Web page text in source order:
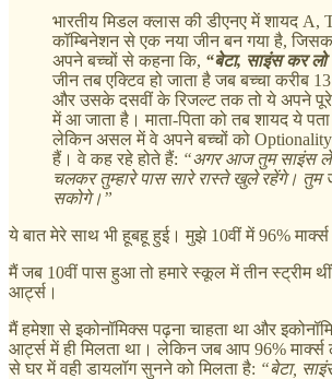
भारतीय मिडल क्लास की डीएनए में शायद
कॉम्बिनेशन से एक नया जीन बन गया है,
अपने बच्चों से कहना कि, “बेटा, साइंस कर
जीन तब एक्टिव हो जाता है जब बच्चा करीब
और उसके दसवीं के रिजल्ट तक तो ये अपने
में आ जाता है। माता-पिता को तब शायद ये पता
लेकिन असल में वे अपने बच्चों को Optionality
हैं। वे कह रहे होते हैं: “अगर आज तुम साइंस ले
चलकर तुम्हारे पास सारे रास्ते खुले रहेंगे। तुम
सकोगे।”
ये बात मेरे साथ भी हूबहू हुई। मुझे 10वीं में 96% मार्क्स
मैं जब 10वीं पास हुआ तो हमारे स्कूल में तीन स्ट्रीम
आर्ट्स।
मैं हमेशा से इकोनॉमिक्स पढ़ना चाहता था और
आर्ट्स में ही मिलता था। लेकिन जब आप 96% मार्क्स
से घर में वही डायलॉग सुनने को मिलता है: “बेटा,